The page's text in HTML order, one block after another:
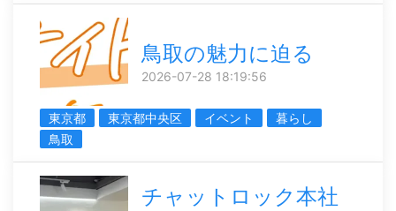
鳥取の魅力に迫る
2026-07-28 18:19:56
東京都 東京都中央区 イベント
暮らし
鳥取
チャットロック本社